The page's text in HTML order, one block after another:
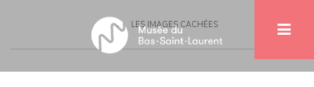
main
content
Breadcrumb LES IMAGES CACHÉES